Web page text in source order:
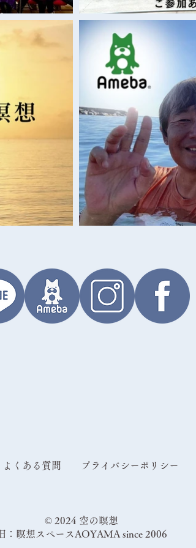
よくある質問 プライバシーポリシー
© 2024 空の瞑想
旧：瞑想スペースAOYAMA since 2006